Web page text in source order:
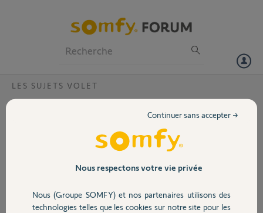
Volet
Sécurité
LES SUJETS VOLET
Pilotage volets Multicom RS100 io avec
J'ai fait installer des volets multicom RS100 io, est-il possible de les
piloter à distance avec Tahoma ?
Merci par avance,
Nous respectons votre vie privée
Nous (Groupe SOMFY) et nos partenaires utilisons des
technologies telles que les cookies sur notre site pour les
Continuer sans accepter →